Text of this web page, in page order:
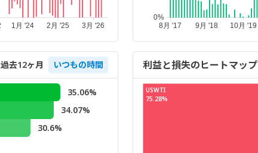
過去12ヶ月 いつもの時間
35.06%
34.07%
30.6%
利益と損失のヒートマップ
USWTI
75.28%